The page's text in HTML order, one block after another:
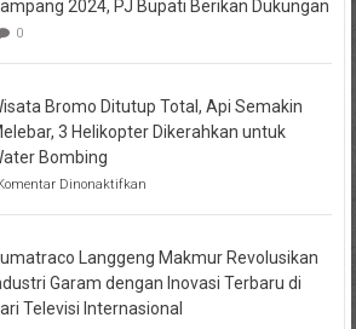
2024, PJ Bupati Berikan Dukungan
0
Bromo Ditutup Total, Api Semakin
3 Helikopter Dikerahkan untuk
Bombing
Dinonaktifkanpada
Bromo
Total,
Semakin
Melebar,
Langgeng Makmur Revolusikan
Garam dengan Inovasi Terbaru di
Televisi Internasional